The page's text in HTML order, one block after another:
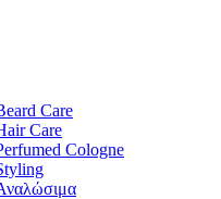
Care
Care
Cologne